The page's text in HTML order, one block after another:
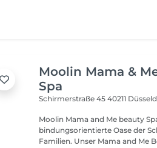
Moolin Mama &
Spa
Schirmerstraße 4540211
Moolin Mama and Me beauty Spa in Düsseldorf MOOLIN ist eine
bindungsorientierte Oase der
Familien. Unser Mama and Me